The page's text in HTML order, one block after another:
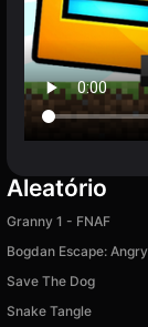
Aleatório
Granny 1 - FNAF
Save The Dog
Snake Tangle